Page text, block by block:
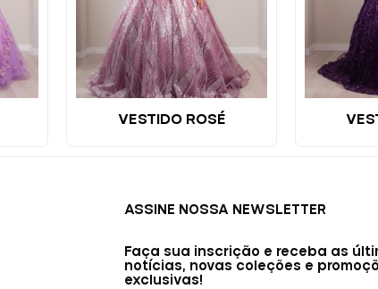
VESTIDO ROSÉ
ASSINE NOSSA NEWSLETTER
Faça sua inscrição e receba as
notícias, novas coleções e
exclusivas!